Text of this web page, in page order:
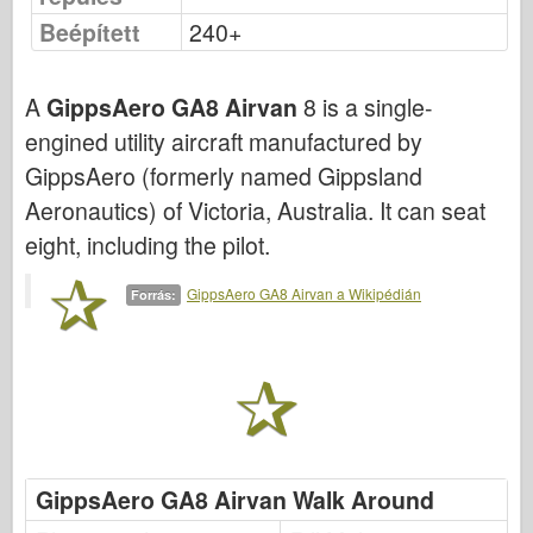
Légierő
Fekete Kutya
Bronco
Cyber-hobbi
Dnepromodel között
Sárkány
Vitéz erők
Beépített
240+
AGippsAero GA8 Airvan 8 is a single-
engined utility aircraft manufactured by
GippsAero (formerly named Gippsland
Aeronautics) of Victoria, Australia. It can seat
eight, including the pilot.
Forrás: GippsAero GA8 Airvan a Wikipédián
GippsAero GA8 Airvan Walk Around